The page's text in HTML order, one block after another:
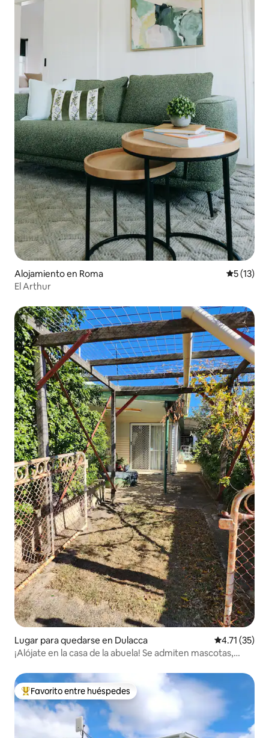
Alojamiento en Roma
5 (13)
El Arthur
Lugar para quedarse en Dulacca Calificación
4.71 (35)
¡Alójate en la casa de la abuela! Se admiten mascotas,
Favorito entre huéspedes preferido
Favorito entre huéspedes